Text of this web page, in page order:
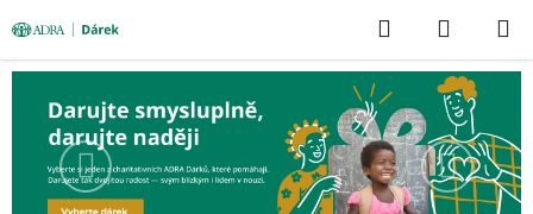
na
obsah
Hledat
KOŠÍK
Předchozí